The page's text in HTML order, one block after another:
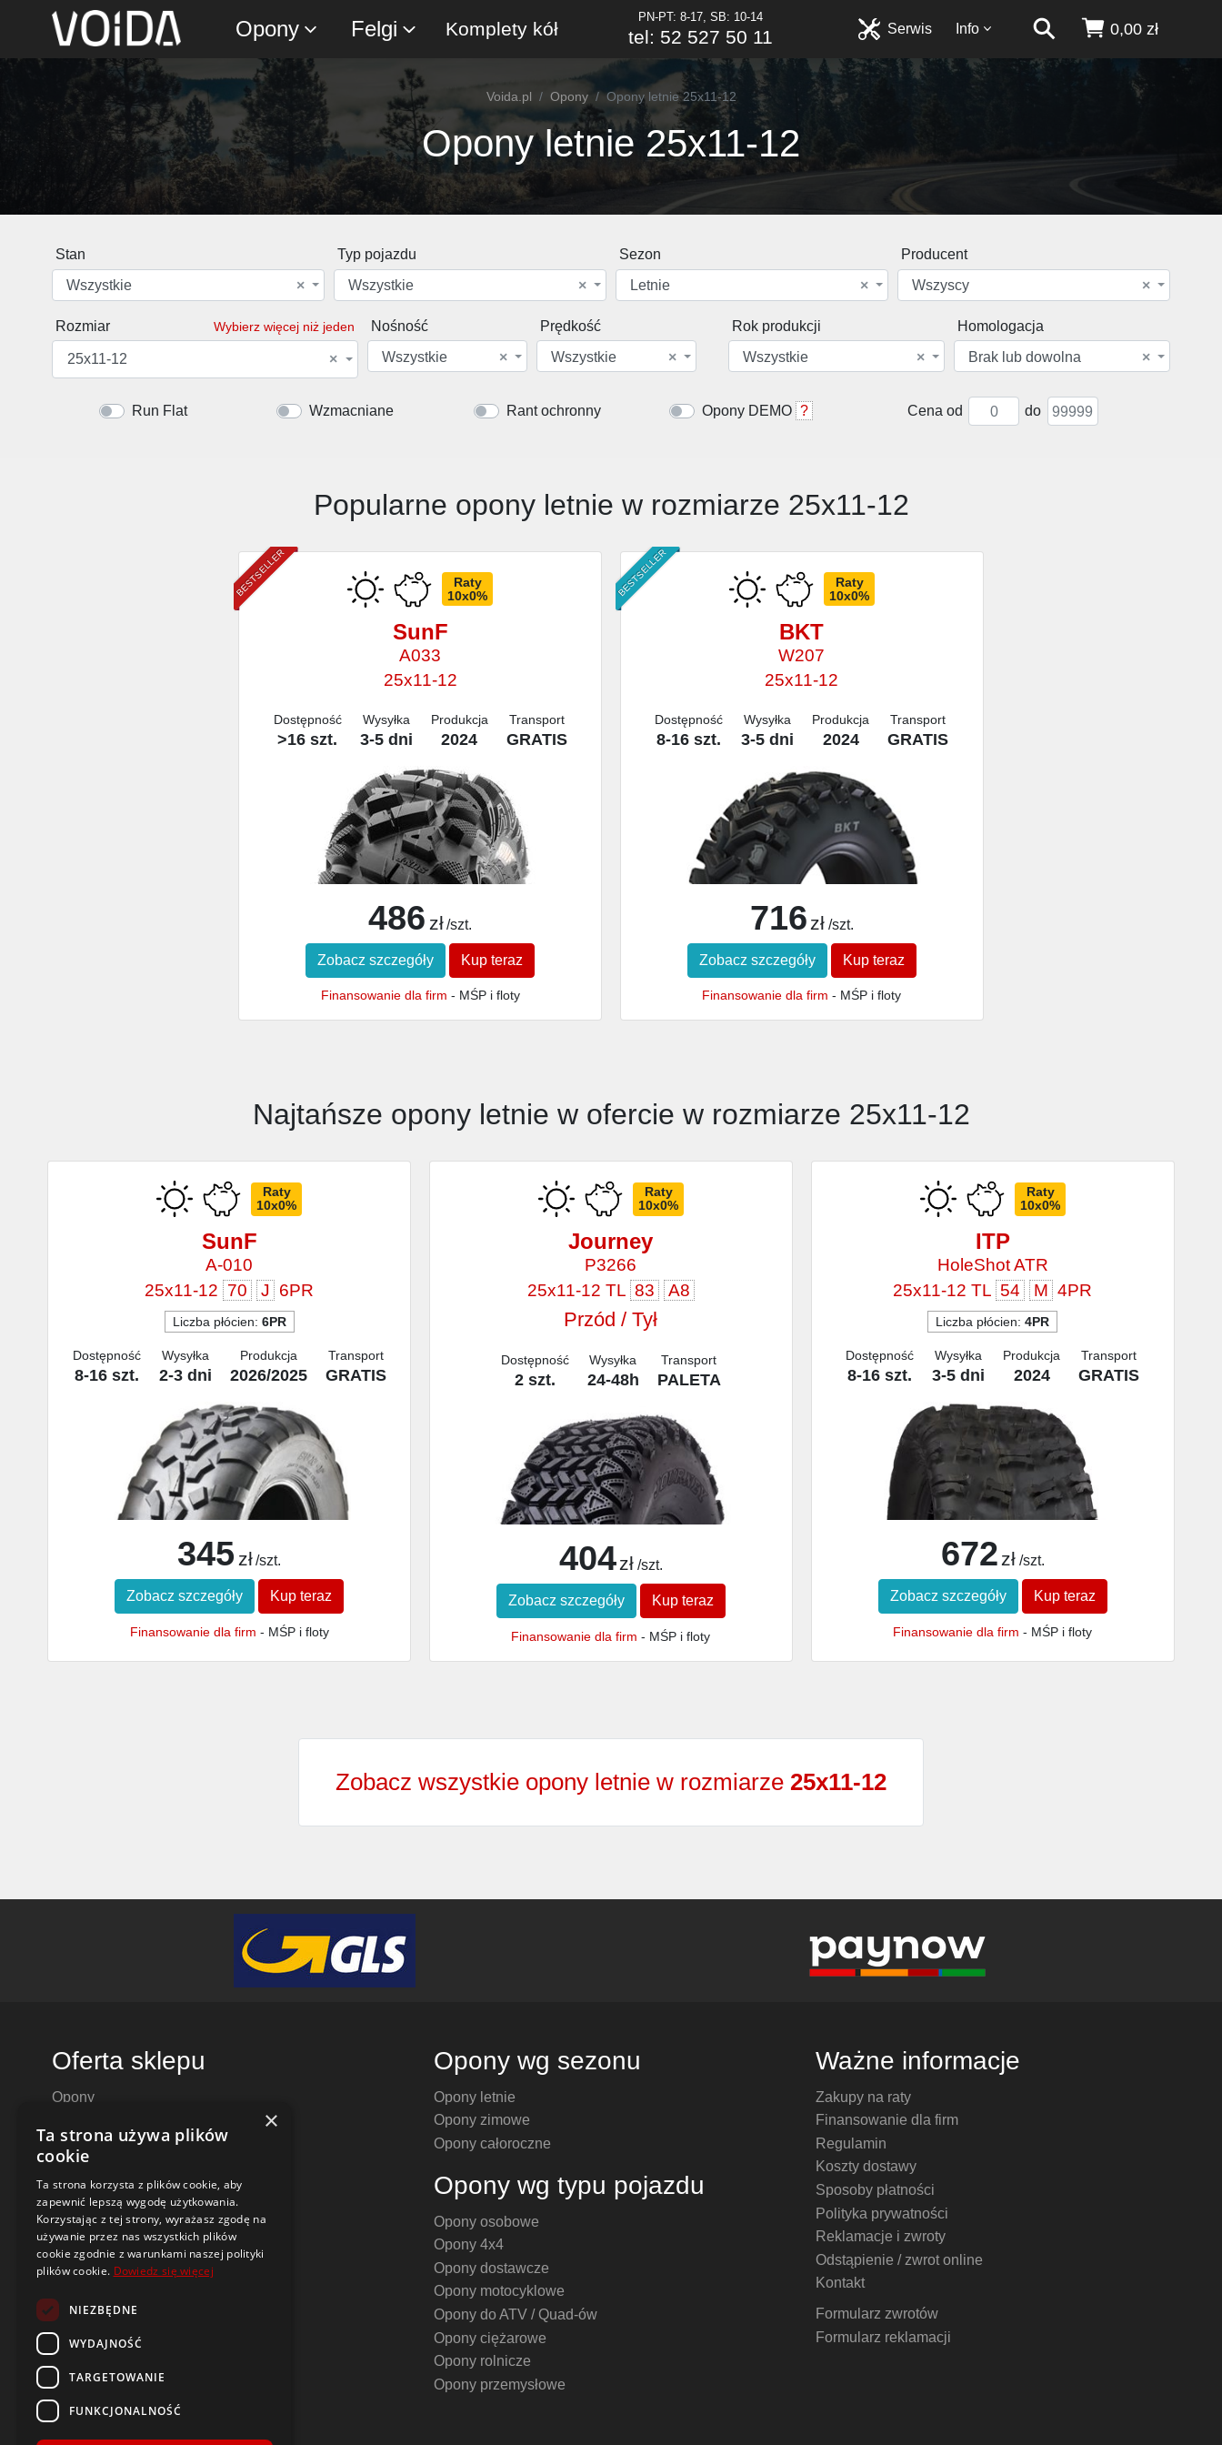
Opony Felgi Komplety kół
PN-PT: 8-17, SB: 10-14
tel: 52 527 50 11 0,00 zł
Info
Serwis
Voida.pl Opony Opony letnie 25x11-12
Opony letnie 25x11-12
Stan
×
Wszystkie
Typ pojazdu
×
Wszystkie
Sezon
×
Letnie
Producent
×
Wszyscy
Rozmiar Wybierz więcej niż jeden
×
25x11-12
Nośność
×
Wszystkie
Prędkość
×
Wszystkie
Rok produkcji
×
Wszystkie
Homologacja
×
Brak lub dowolna
Run Flat Wzmacniane Rant ochronny Opony DEMO ? Cena od do
Popularne opony letnie w rozmiarze 25x11-12
BESTSELLER
Raty
10x0%
SunF
A033
25x11-12
Dostępność
>16 szt.
Wysyłka
3-5 dni
Produkcja
2024
Transport
GRATIS
486 zł /szt.
Zobacz szczegóły Kup teraz
Finansowanie dla firm - MŚP i floty
BESTSELLER
Raty
10x0%
BKT
W207
25x11-12
Dostępność
8-16 szt.
Wysyłka
3-5 dni
Produkcja
2024
Transport
GRATIS
716 zł /szt.
Zobacz szczegóły Kup teraz
Finansowanie dla firm - MŚP i floty
Najtańsze opony letnie w ofercie w rozmiarze 25x11-12
Raty
10x0%
SunF
A-010
25x11-12 70 J 6PR
Liczba płócien: 6PR
Dostępność
8-16 szt.
Wysyłka
2-3 dni
Produkcja
2026/2025
Transport
GRATIS
345 zł /szt.
Zobacz szczegóły Kup teraz
Finansowanie dla firm - MŚP i floty
Raty
10x0%
Journey
P3266
25x11-12 TL 83 A8
Przód / Tył
Dostępność
2 szt.
Wysyłka
24-48h
Transport
PALETA
404zł /szt.
Zobacz szczegóły Kup teraz
Finansowanie dla firm - MŚP i floty
Raty
10x0%
ITP
HoleShot ATR
25x11-12 TL 54 M 4PR
Liczba płócien:4PR
Dostępność
8-16 szt.
Wysyłka
3-5 dni
Produkcja
2024
Transport
GRATIS
672 zł /szt.
Zobacz szczegóły Kup teraz
Finansowanie dla firm - MŚP i floty
Zobacz wszystkie opony letnie w rozmiarze 25x11-12
Oferta sklepu
Opony
Felgi stalowe
Alufelgi
Komplety kół
Dętki motocyklowe i do skuterów
Czujniki ciśnienia TPMS
Narzędzia i poradniki
Dobór opon i felg do samochodu
Oznaczenia opon
Opony i felgi typu DEMO
Czym jest symbol DOT?
Opony wg sezonu
Opony letnie
Opony zimowe
Opony całoroczne
Opony wg typu pojazdu
Opony osobowe
Opony 4x4
Opony dostawcze
Opony motocyklowe
Opony do ATV / Quad-ów
Opony ciężarowe
Opony rolnicze
Opony przemysłowe
Ważne informacje
Zakupy na raty
Finansowanie dla firm
Regulamin
Koszty dostawy
Sposoby płatności
Polityka prywatności
Reklamacje i zwroty
Odstąpienie / zwrot online
Kontakt
Formularz zwrotów
Formularz reklamacji
×
Ta strona używa plików
cookie
Ta strona korzysta z plików cookie, aby
zapewnić lepszą wygodę użytkowania.
Korzystając z tej strony, wyrażasz zgodę na
używanie przez nas wszystkich plików
cookie zgodnie z warunkami naszej polityki
plików cookie. Dowiedz się więcej
NIEZBĘDNE
WYDAJNOŚĆ
TARGETOWANIE
FUNKCJONALNOŚĆ